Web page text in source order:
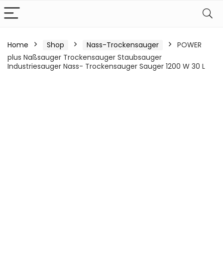
Home Shop Nass-Trockensauger
POWER
plus Naßsauger Trockensauger Staubsauger
Industriesauger Nass- Trockensauger Sauger 1200 W 30 L